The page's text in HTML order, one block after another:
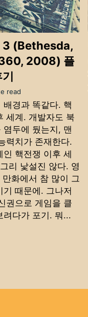
3 (Bethesda,
2008) 플
read
배경과 똑같다. 핵
세계. 개발자도 북
염두에 뒀는지, 맨
력치가 존재한다.
인 핵전쟁 이후 세
리 낯설진 않다. 영
화에서 참 많이 그
기 때문에. 그나저
권으로 게임을 클
려다가 포기. 뭐...